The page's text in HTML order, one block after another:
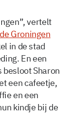
vertelt
Groningen
in de stad
En een
besloot Sharon
een cafeetje,
en een
kindje bij de